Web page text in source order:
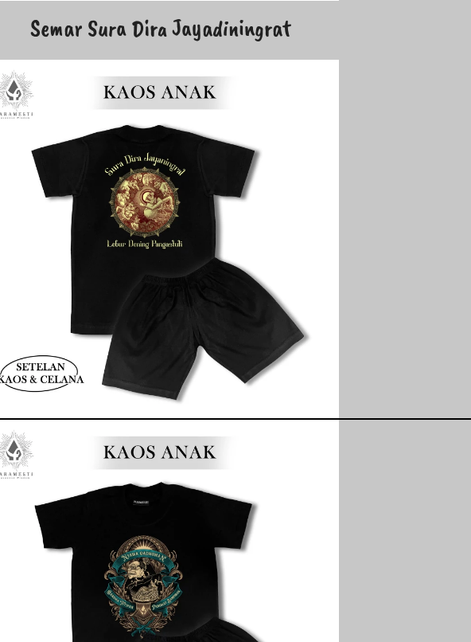
Semar Sura Dira Jayadiningrat